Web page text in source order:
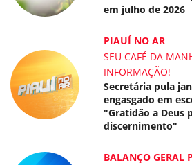
em julho de 2026
PIAUÍ NO AR
SEU CAFÉ DA
INFORMAÇÃO!
Secretária pula
engasgado em
"Gratidão a Deus
discernimento"
BALANÇO GERAL